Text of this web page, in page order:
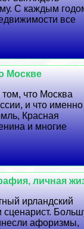
С каждым
все
Москве
что Москва
и что именно
Красная
и многие
личная
ирландский
сценарист.
афоризмы,